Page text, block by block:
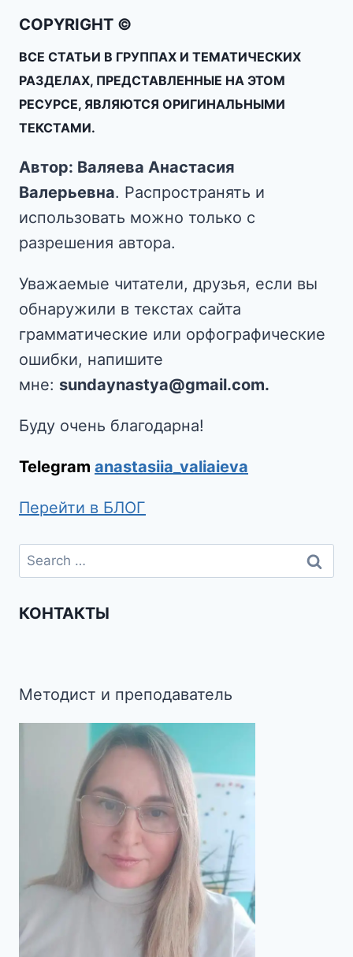
COPYRIGHT ©
ВСЕ СТАТЬИ В ГРУППАХ И ТЕМАТИЧЕСКИХ
РАЗДЕЛАХ, ПРЕДСТАВЛЕННЫЕ НА ЭТОМ
РЕСУРСЕ, ЯВЛЯЮТСЯ ОРИГИНАЛЬНЫМИ
ТЕКСТАМИ.
Автор: Валяева Анастасия
Валерьевна. Распространять и
использовать можно только с
разрешения автора.
Уважаемые читатели, друзья, если вы
обнаружили в текстах сайта
грамматические или орфографические
ошибки, напишите
мне: sundaynastya@gmail.com.
Буду очень благодарна!
Telegram anastasiia_valiaieva
Перейти в БЛОГ
КОНТАКТЫ
Методист и преподаватель